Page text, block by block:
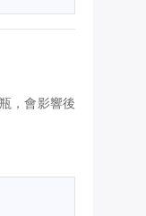
，會影響後